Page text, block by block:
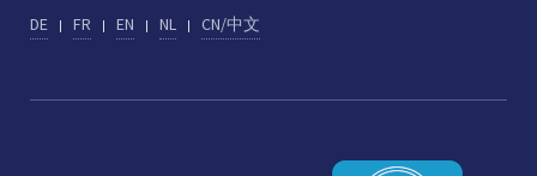
DE FR EN NL CN/中文